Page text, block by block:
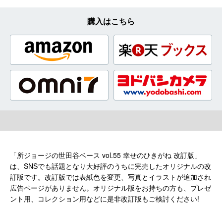
購入はこちら
「所ジョージの世田谷ベース vol.55 幸せのひきがね 改訂版」
は、SNSでも話題となり大好評のうちに完売したオリジナルの改
訂版です。改訂版では表紙色を変更、写真とイラストが追加され
広告ページがありません。オリジナル版をお持ちの方も、プレゼ
ント用、コレクション用などに是非改訂版もご検討ください!